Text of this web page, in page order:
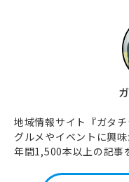
地域情報サイト『ガタ
グルメやイベントに興
年間1,500本以上の記事